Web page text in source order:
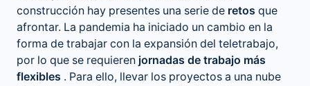
construcción hay presentes una serie de retos que
afrontar. La pandemia ha iniciado un cambio en la
forma de trabajar con la expansión del teletrabajo,
por lo que se requieren jornadas de trabajo más
flexibles . Para ello, llevar los proyectos a una nube